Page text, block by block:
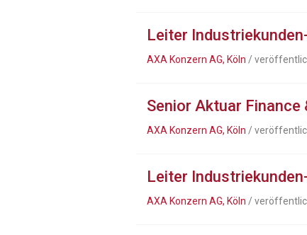
Leiter
AXA Konzern AG, Köln /
Senior Aktuar
AXA Konzern AG, Köln /
Leiter
AXA Konzern AG, Köln /